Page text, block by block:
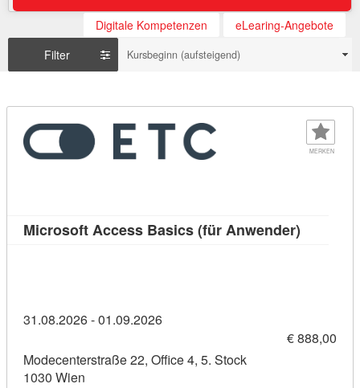
Digitale Kompetenzen
eLearing-Angebote
Filter
Kursbeginn (aufsteigend)
MERKEN
Microsoft Access Basics (für Anwender)
31.08.2026 - 01.09.2026
€ 888,00
Modecenterstraße 22, Office 4, 5. Stock
1030 Wien